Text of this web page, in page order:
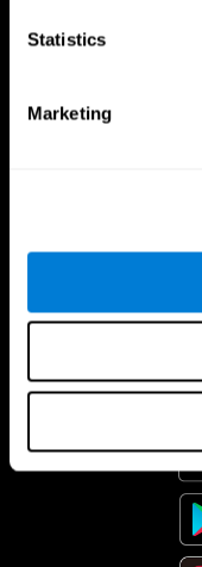
Statistics
Marketing